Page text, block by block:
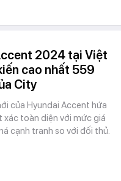
2024 tại Việt
cao nhất 559
City
của Hyundai Accent hứa
xác toàn diện với mức giá
cạnh tranh so với đối thủ.